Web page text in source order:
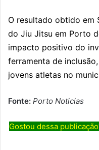
O resultado obtido em
do Jiu Jitsu em Porto
impacto positivo do
ferramenta de
jovens atletas no
Fonte: Porto Noticias
Gostou dessa